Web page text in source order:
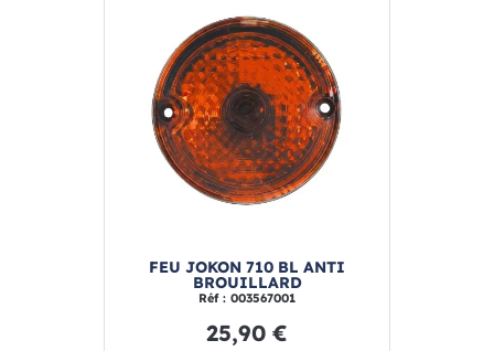
FEU JOKON 710 BL ANTI
BROUILLARD
Réf : 003567001
25,90 €